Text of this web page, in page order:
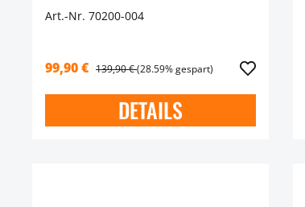
Art.-Nr. 70200-004
99,90 € 139,90 €(28.59% gespart)
DETAILS